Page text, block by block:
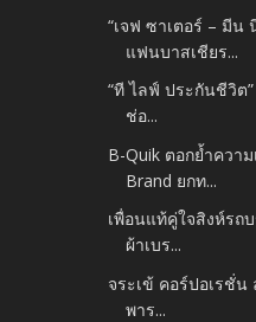
“เจฟ ซาเตอร์ – มี
แฟนบาสเชียร...
“ที ไลฟ์ ประกันชีวิต
ช่อ...
B-Quik ตอกย้ำควา
Brand ยกท...
เพื่อนแท้คู่ใจสิงห์รถ
ผ้าเบร...
จระเข้ คอร์ปอเรชั่น
พาร...